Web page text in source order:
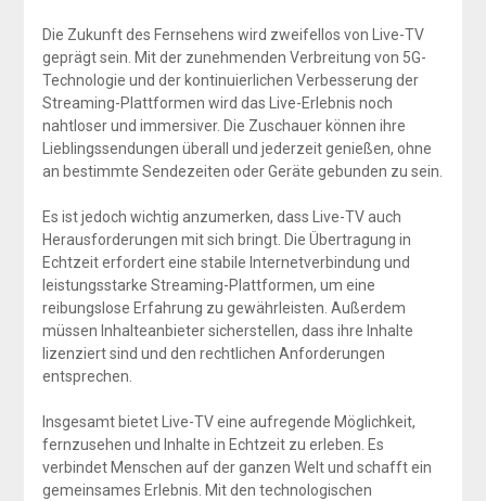
Die Zukunft des Fernsehens wird zweifellos von Live-TV
geprägt sein. Mit der zunehmenden Verbreitung von 5G-
Technologie und der kontinuierlichen Verbesserung der
Streaming-Plattformen wird das Live-Erlebnis noch
nahtloser und immersiver. Die Zuschauer können ihre
Lieblingssendungen überall und jederzeit genießen, ohne
an bestimmte Sendezeiten oder Geräte gebunden zu sein.
Es ist jedoch wichtig anzumerken, dass Live-TV auch
Herausforderungen mit sich bringt. Die Übertragung in
Echtzeit erfordert eine stabile Internetverbindung und
leistungsstarke Streaming-Plattformen, um eine
reibungslose Erfahrung zu gewährleisten. Außerdem
müssen Inhalteanbieter sicherstellen, dass ihre Inhalte
lizenziert sind und den rechtlichen Anforderungen
entsprechen.
Insgesamt bietet Live-TV eine aufregende Möglichkeit,
fernzusehen und Inhalte in Echtzeit zu erleben. Es
verbindet Menschen auf der ganzen Welt und schafft ein
gemeinsames Erlebnis. Mit den technologischen